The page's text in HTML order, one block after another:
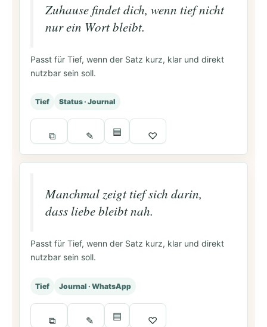
Zuhause findet dich, wenn tief nicht
nur ein Wort bleibt.
Passt für Tief, wenn der Satz kurz, klar und direkt
nutzbar sein soll.
Tief Status · Journal
⧉ ✎ ▤ ♡
Manchmal zeigt tief sich darin,
dass liebe bleibt nah.
Passt für Tief, wenn der Satz kurz, klar und direkt
nutzbar sein soll.
Tief Journal · WhatsApp
⧉ ✎ ▤ ♡